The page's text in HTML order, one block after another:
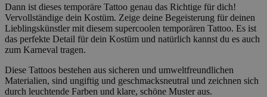
Dann ist dieses temporäre Tattoo genau das Richtige für dich!
Vervollständige dein Kostüm. Zeige deine Begeisterung für deinen
Lieblingskünstler mit diesem supercoolen temporären Tattoo. Es ist
das perfekte Detail für dein Kostüm und natürlich kannst du es auch
zum Karneval tragen.
Diese Tattoos bestehen aus sicheren und umweltfreundlichen
Materialien, sind ungiftig und geschmacksneutral und zeichnen sich
durch leuchtende Farben und klare, schöne Muster aus.